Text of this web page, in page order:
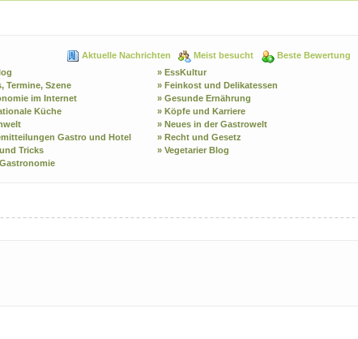
Aktuelle Nachrichten Meist besucht Beste Bewertung
» EssKultur
Termine, Szene
» Feinkost und Delikatessen
im Internet
» Gesunde Ernährung
Küche
» Köpfe und Karriere
» Neues in der Gastrowelt
Gastro und Hotel
» Recht und Gesetz
Tricks
» Vegetarier Blog